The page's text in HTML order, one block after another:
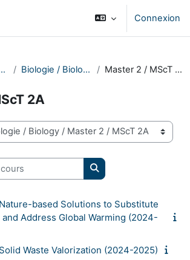
Connexion
2025 Biologie / Biology Master 2 / MScT 2A
2A
Rechercher des cours
based Solutions to Substitute
Address Global Warming (2024-
Waste Valorization (2024-2025)